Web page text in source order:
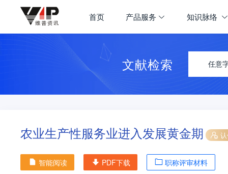
首页 产品服务 知识脉络
文献检索 任意
农业生产性服务业进入发展黄金期
智能阅读 PDF下载 职称评审材料